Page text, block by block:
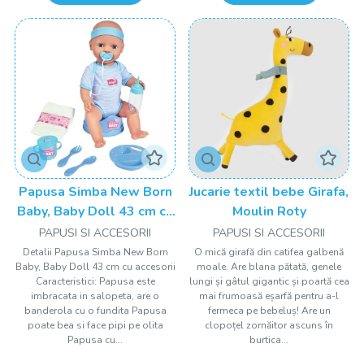
Papusa Simba New Born
Baby, Baby Doll 43 cm cu
accesorii albastru
PAPUSI SI ACCESORII
Detalii Papusa Simba New Born
Baby, Baby Doll 43 cm cu accesorii
Caracteristici: Papusa este
imbracata in salopeta, are o
banderola cu o fundita Papusa
poate bea si face pipi pe olita
Papusa cu...
Jucarie textil bebe Girafa,
Moulin Roty
PAPUSI SI ACCESORII
O mică girafă din catifea galbenă
moale. Are blana pătată, genele
lungi și gâtul gigantic și poartă cea
mai frumoasă eșarfă pentru a-l
fermeca pe bebeluș! Are un
clopoțel zornăitor ascuns în
burtica...